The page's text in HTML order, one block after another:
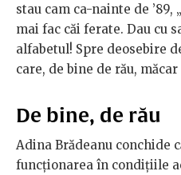
stau cam ca-nainte de ’89,
mai fac căi ferate. Dau cu
alfabetul! Spre deosebire
care, de bine de rău,
De bine, de rău
Adina Brădeanu conchide
funcționarea în condițiile